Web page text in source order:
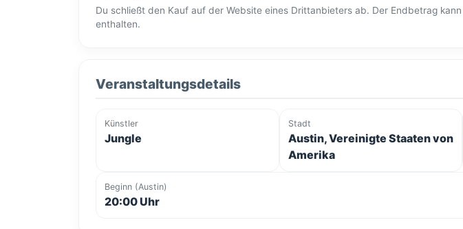
Du schließt den Kauf auf der Website eines Drittanbieters ab. Der Endbetrag
enthalten.
Veranstaltungsdetails
Künstler
Jungle
Stadt
Austin, Vereinigte Staaten von
Amerika
Beginn (Austin)
20:00 Uhr